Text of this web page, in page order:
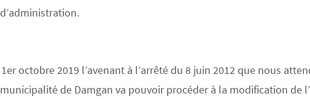
1er octobre 2019 l’avenant à l’arrêté du 8 juin 2012 que nous
de Damgan va pouvoir procéder à la modification